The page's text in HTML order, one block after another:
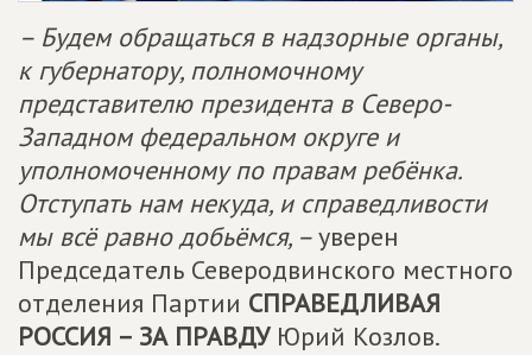
– Будем обращаться в надзорные органы,
к губернатору, полномочному
представителю президента в Северо-
Западном федеральном округе и
уполномоченному по правам ребёнка.
Отступать нам некуда, и справедливости
мы всё равно добьёмся, –уверен
Председатель Северодвинского местного
отделения Партии СПРАВЕДЛИВАЯ
РОССИЯ – ЗА ПРАВДУЮрий Козлов.